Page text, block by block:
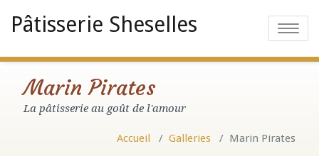
Pâtisserie Sheselles Toggle
Marin Pirates
La pâtisserie au goût de l'amour
Accueil / Galleries / Marin Pirates